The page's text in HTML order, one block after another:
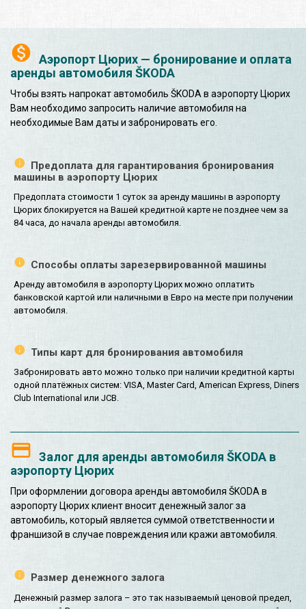
Аэропорт Цюрих — бронирование и оплата
аренды автомобиля ŠKODA
Чтобы взять напрокат автомобиль ŠKODA в аэропорту Цюрих
Вам необходимо запросить наличие автомобиля на
необходимые Вам даты и забронировать его.
Предоплата для гарантирования бронирования
машины в аэропорту Цюрих
Предоплата стоимости 1 суток за аренду машины в аэропорту
Цюрих блокируется на Вашей кредитной карте не позднее чем за
84 часа, до начала аренды автомобиля.
Способы оплаты зарезервированной машины
Аренду автомобиля в аэропорту Цюрих можно оплатить
банковской картой или наличными в Евро на месте при получении
автомобиля.
Типы карт для бронирования автомобиля
Забронировать авто можно только при наличии кредитной карты
одной платёжных систем: VISA, Master Card, American Express, Diners
Club International или JCB.
Залог для аренды автомобиля ŠKODA в
аэропорту Цюрих
При оформлении договора аренды автомобиля ŠKODA в
аэропорту Цюрих клиент вносит денежный залог за
автомобиль, который является суммой ответственности и
франшизой в случае повреждения или кражи автомобиля.
Размер денежного залога
Денежный размер залога – это так называемый ценовой предел,